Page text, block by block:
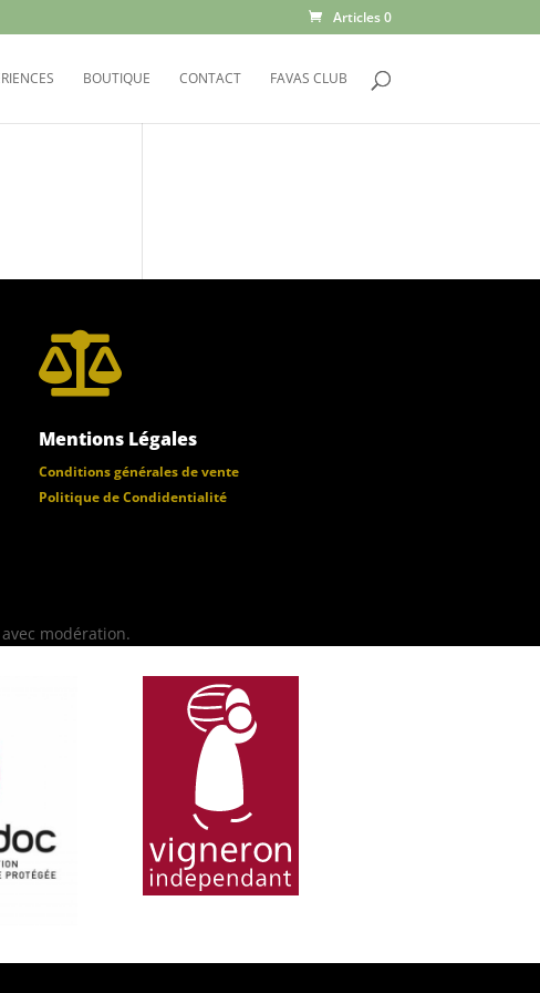
Articles 0
BOUTIQUE CONTACT FAVAS CLUB

Mentions Légales
Conditions générales de vente
Politique de Condidentialité
modération.